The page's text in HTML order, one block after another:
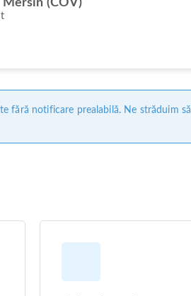
Mersin (COV)
fără notificare prealabilă. Ne străduim să